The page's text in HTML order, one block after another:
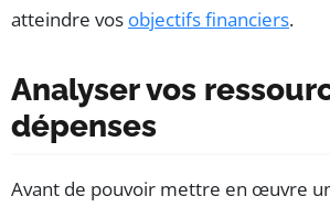
atteindre vos objectifs financiers.
Analyser vos
dépenses
Avant de pouvoir mettre en œuvre